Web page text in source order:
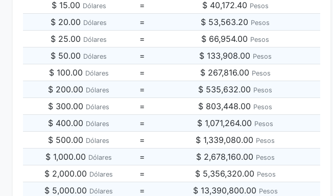
$ 15.00 Dólares = $ 40,172.40 Pesos
$ 20.00 Dólares = $ 53,563.20 Pesos
$ 25.00 Dólares = $ 66,954.00 Pesos
$ 50.00 Dólares = $ 133,908.00 Pesos
$ 100.00 Dólares = $ 267,816.00 Pesos
$ 200.00 Dólares = $ 535,632.00 Pesos
$ 300.00 Dólares = $ 803,448.00 Pesos
$ 400.00 Dólares = $ 1,071,264.00 Pesos
$ 500.00 Dólares = $ 1,339,080.00 Pesos
$ 1,000.00 Dólares = $ 2,678,160.00 Pesos
$ 2,000.00 Dólares = $ 5,356,320.00 Pesos
$ 5,000.00 Dólares = $ 13,390,800.00 Pesos